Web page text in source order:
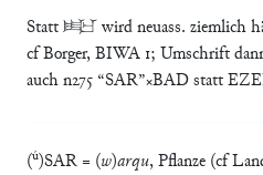
Statt 𒊬 wird neuass. ziemlich
cf Borger, BIWA 1; Umschrift
auch n275 “SAR”×BAD statt
(ú)SAR = (w)arqu, Pflanze (cf